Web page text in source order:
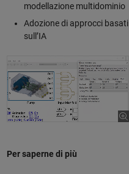
modellazione multidominio
Adozione di approcci basati
sull’IA
Per saperne di più